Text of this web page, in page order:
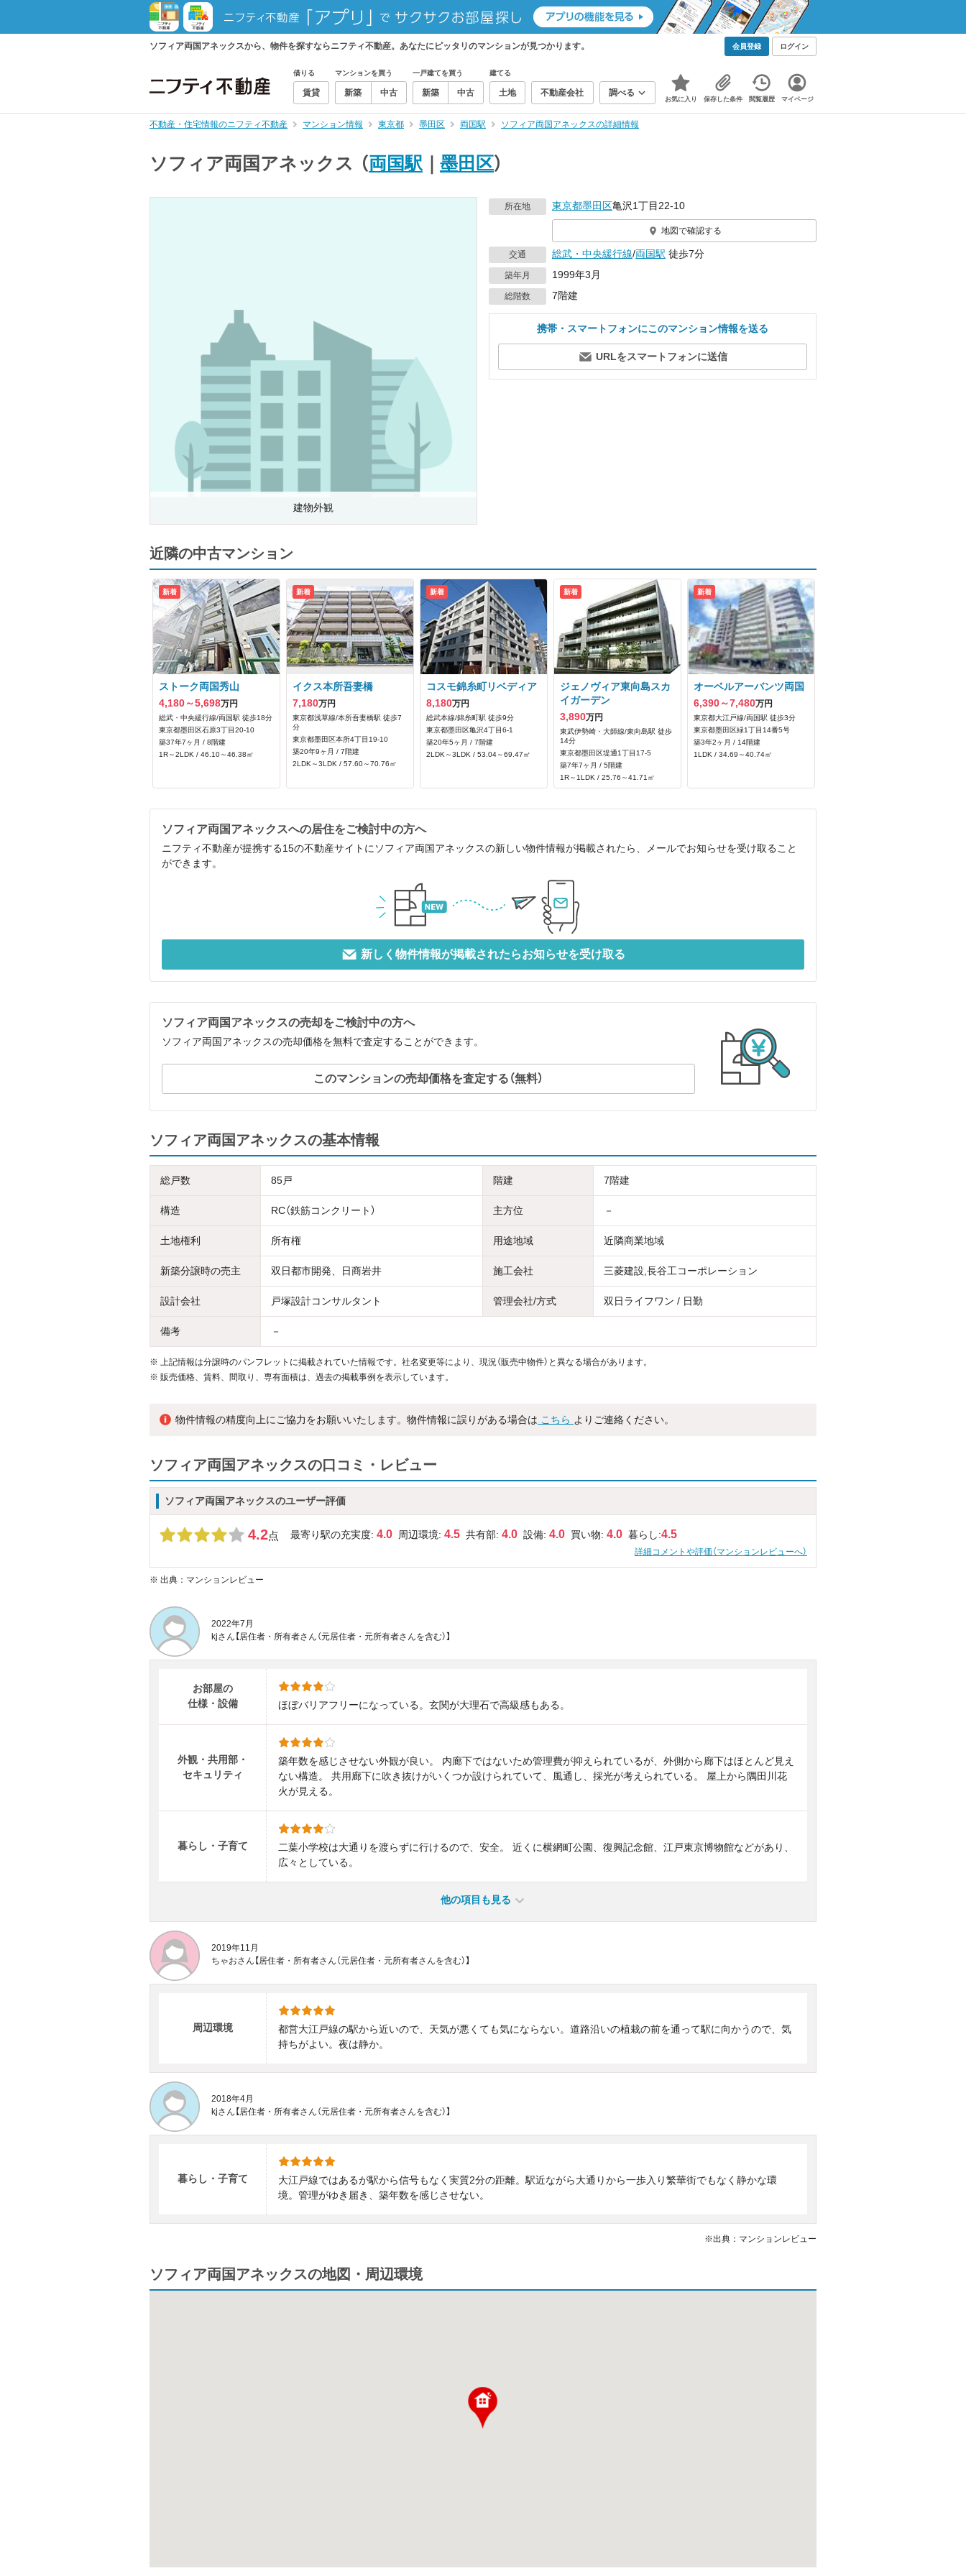
ソフィア両国アネックスから、物件を探すならニフティ不動産。あなたにピッタリのマンションが見つかります。 会員登録 ログイン
借りる
賃貸
マンションを買う
新築 中古
一戸建てを買う
新築 中古
建てる
土地 不動産会社 調べる
お気に入り 保存した条件 閲覧履歴 マイページ
不動産・住宅情報のニフティ不動産 マンション情報 東京都 墨田区 両国駅 ソフィア両国アネックスの詳細情報
ソフィア両国アネックス （両国駅 墨田区）
建物外観
所在地 東京都墨田区亀沢1丁目22-10
地図で確認する
交通 総武・中央緩行線/両国駅 徒歩7分
築年月 1999年3月
総階数 7階建
携帯・スマートフォンにこのマンション情報を送る
URLをスマートフォンに送信
近隣の中古マンション
新着
ストーク両国秀山
4,180～5,698万円
総武・中央緩行線/両国駅 徒歩18分
東京都墨田区石原3丁目20-10
築37年7ヶ月 / 8階建
1R～2LDK / 46.10～46.38㎡
新着
イクス本所吾妻橋
7,180万円
東京都浅草線/本所吾妻橋駅 徒歩7
分
東京都墨田区本所4丁目19-10
築20年9ヶ月 / 7階建
2LDK～3LDK / 57.60～70.76㎡
新着
コスモ錦糸町リベディア
8,180万円
総武本線/錦糸町駅 徒歩9分
東京都墨田区亀沢4丁目6-1
築20年5ヶ月 / 7階建
2LDK～3LDK / 53.04～69.47㎡
新着
ジェノヴィア東向島スカ
イガーデン
3,890万円
東武伊勢崎・大師線/東向島駅 徒歩
14分
東京都墨田区堤通1丁目17-5
築7年7ヶ月 / 5階建
1R～1LDK / 25.76～41.71㎡
新着
オーベルアーバンツ両国
6,390～7,480万円
東京都大江戸線/両国駅 徒歩3分
東京都墨田区緑1丁目14番5号
築3年2ヶ月 / 14階建
1LDK / 34.69～40.74㎡
ソフィア両国アネックスへの居住をご検討中の方へ
ニフティ不動産が提携する15の不動産サイトにソフィア両国アネックスの新しい物件情報が掲載されたら、メールでお知らせを受け取ること
ができます。
新しく物件情報が掲載されたらお知らせを受け取る
ソフィア両国アネックスの売却をご検討中の方へ
ソフィア両国アネックスの売却価格を無料で査定することができます。
このマンションの売却価格を査定する（無料）
ソフィア両国アネックスの基本情報
総戸数 85戸 階建 7階建
構造 RC（鉄筋コンクリート） 主方位 －
土地権利 所有権 用途地域 近隣商業地域
新築分譲時の売主 双日都市開発、日商岩井 施工会社 三菱建設,長谷工コーポレーション
設計会社 戸塚設計コンサルタント 管理会社/方式 双日ライフワン / 日勤
備考 －
※
上記情報は分譲時のパンフレットに掲載されていた情報です。社名変更等により、現況（販売中物件）と異なる場合があります。
※ 販売価格、賃料、間取り、専有面積は、過去の掲載事例を表示しています。
物件情報の精度向上にご協力をお願いいたします。物件情報に誤りがある場合は こちら よりご連絡ください。
ソフィア両国アネックスの口コミ・レビュー
ソフィア両国アネックスのユーザー評価
4.2点 最寄り駅の充実度: 4.0 周辺環境: 4.5 共有部: 4.0 設備: 4.0 買い物: 4.0 暮らし:4.5
詳細コメントや評価（マンションレビューへ）
※ 出典：マンションレビュー
2022年7月
kjさん【居住者・所有者さん（元居住者・元所有者さんを含む）】
お部屋の
仕様・設備
ほぼバリアフリーになっている。玄関が大理石で高級感もある。
外観・共用部・
セキュリティ
築年数を感じさせない外観が良い。 内廊下ではないため管理費が抑えられているが、外側から廊下はほとんど見え
ない構造。 共用廊下に吹き抜けがいくつか設けられていて、風通し、採光が考えられている。 屋上から隅田川花
火が見える。
暮らし・子育て
二葉小学校は大通りを渡らずに行けるので、安全。 近くに横網町公園、復興記念館、江戸東京博物館などがあり、
広々としている。
他の項目も見る
2019年11月
ちゃおさん【居住者・所有者さん（元居住者・元所有者さんを含む）】
周辺環境
都営大江戸線の駅から近いので、天気が悪くても気にならない。道路沿いの植栽の前を通って駅に向かうので、気
持ちがよい。夜は静か。
2018年4月
kjさん【居住者・所有者さん（元居住者・元所有者さんを含む）】
暮らし・子育て
大江戸線ではあるが駅から信号もなく実質2分の距離。駅近ながら大通りから一歩入り繁華街でもなく静かな環
境。管理がゆき届き、築年数を感じさせない。
※出典：マンションレビュー
ソフィア両国アネックスの地図・周辺環境